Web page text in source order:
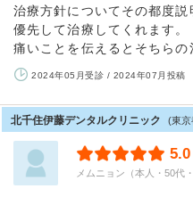
治療方針についてその都度
優先して治療してくれます
痛いことを伝えるとそちらの
2024年05月受診 / 2024年07月投稿
北千住伊藤デンタルクリニック (東京
5.0
メムニョン（本人・50代